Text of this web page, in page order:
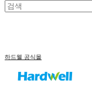
하드웰 공식몰